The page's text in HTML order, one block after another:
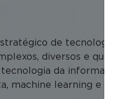
de
diversos e que
da
machine learning e